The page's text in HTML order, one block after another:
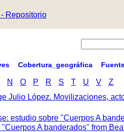
Repositorio
Cobertura_geográfica
N O P R S T U V
Z
Julio López. Movilizaciones,
estudio sobre "Cuerpos A
A banderados" from